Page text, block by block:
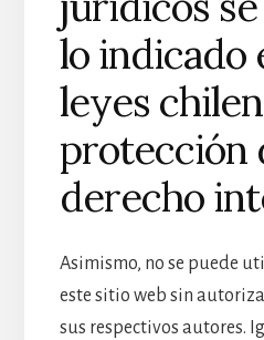
lo indicado
leyes
protección
derecho
Asimismo, no se puede
este sitio web sin
sus respectivos autores.